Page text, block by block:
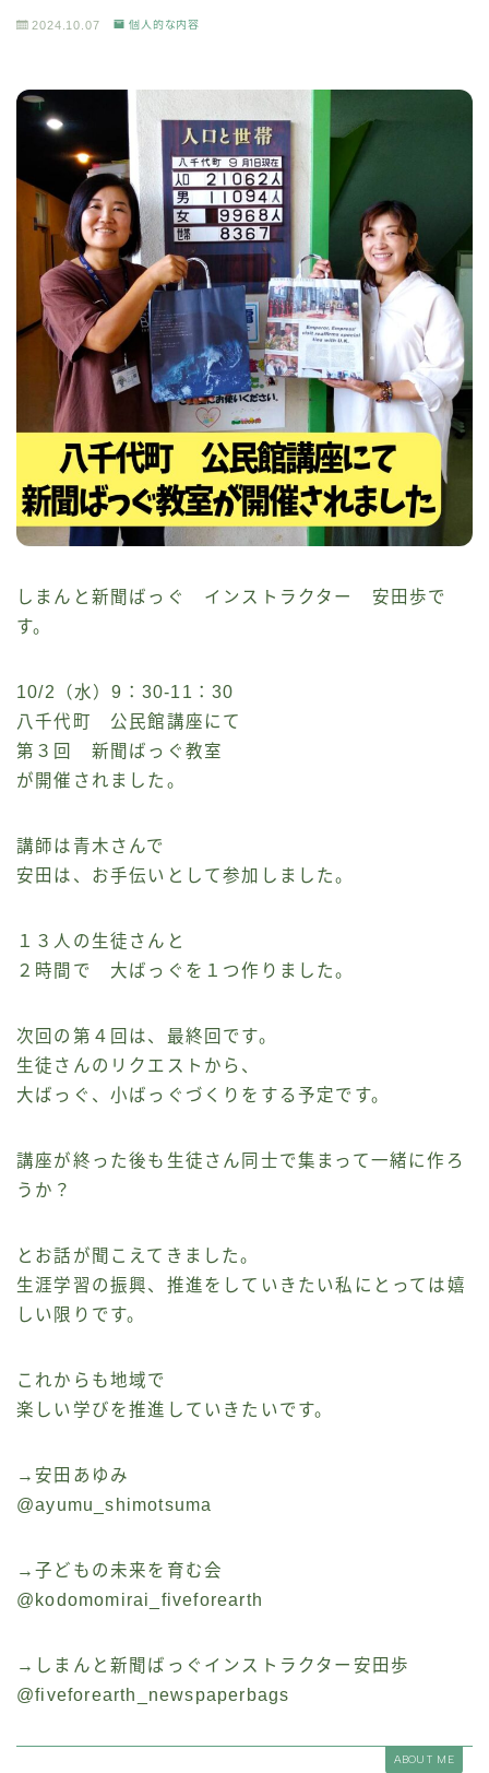
2024.10.07 個人的な内容
しまんと新聞ばっぐ インストラクター 安田歩で
す。
10/2（水）9：30-11：30
八千代町 公民館講座にて
第３回 新聞ばっぐ教室
が開催されました。
講師は青木さんで
安田は、お手伝いとして参加しました。
１３人の生徒さんと
２時間で 大ばっぐを１つ作りました。
次回の第４回は、最終回です。
生徒さんのリクエストから、
大ばっぐ、小ばっぐづくりをする予定です。
講座が終った後も生徒さん同士で集まって一緒に作ろ
うか？
とお話が聞こえてきました。
生涯学習の振興、推進をしていきたい私にとっては嬉
しい限りです。
これからも地域で
楽しい学びを推進していきたいです。
→安田あゆみ
@ayumu_shimotsuma
→子どもの未来を育む会
@kodomomirai_fiveforearth
→しまんと新聞ばっぐインストラクター安田歩
@fiveforearth_newspaperbags
ABOUT ME